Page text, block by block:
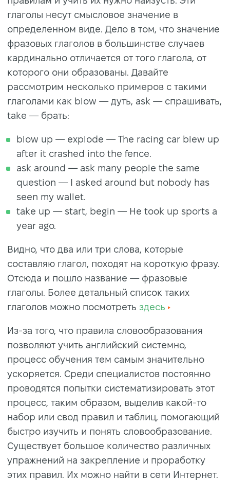
глаголы несут смысловое значение в
определенном виде. Дело в том, что значение
фразовых глаголов в большинстве случаев
кардинально отличается от того глагола, от
которого они образованы. Давайте
рассмотрим несколько примеров с такими
глаголами как blow — дуть, ask — спрашивать,
take — брать:
blow up — explode — The racing car blew up
after it crashed into the fence.
ask around — ask many people the same
question — I asked around but nobody has
seen my wallet.
take up — start, begin — He took up sports a
year ago.
Видно, что два или три слова, которые
составляю глагол, походят на короткую фразу.
Отсюда и пошло название — фразовые
глаголы. Более детальный список таких
глаголов можно посмотреть здесь
Из-за того, что правила словообразования
позволяют учить английский системно,
процесс обучения тем самым значительно
ускоряется. Среди специалистов постоянно
проводятся попытки систематизировать этот
процесс, таким образом, выделив какой-то
набор или свод правил и таблиц, помогающий
быстро изучить и понять словообразование.
Существует большое количество различных
упражнений на закрепление и проработку
этих правил. Их можно найти в сети Интернет.